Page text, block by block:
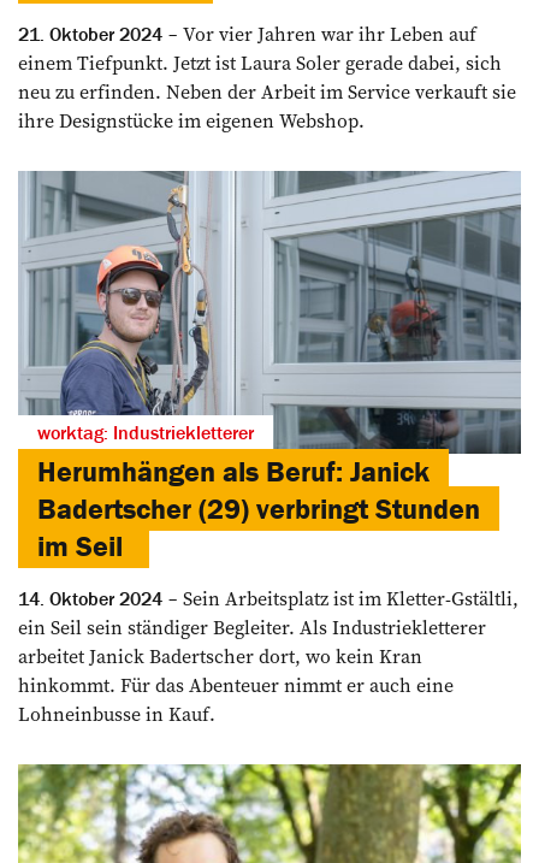
21. Oktober 2024
Vor vier Jahren war ihr Leben auf
einem Tiefpunkt. Jetzt ist Laura Soler gerade dabei, sich
neu zu erfinden. Neben der Arbeit im Service verkauft sie
ihre Design­stücke im eigenen Webshop.
worktag: Industriekletterer
Herumhängen als Beruf: Janick
Badertscher (29) verbringt Stunden
im Seil
14. Oktober 2024
Sein Arbeitsplatz ist im Kletter-Gstältli,
ein Seil sein ständiger Begleiter. Als Industriekletterer
arbeitet Janick Badertscher dort, wo kein Kran
hinkommt. Für das Abenteuer nimmt er auch eine
Lohneinbusse in Kauf.